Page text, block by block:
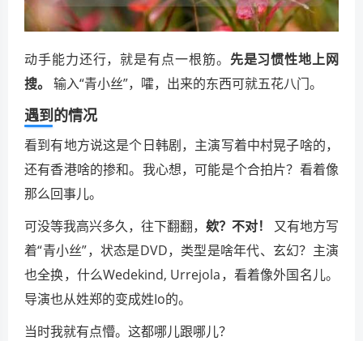
动手能力还行，就是有点一根筋。 先是习惯性地上网
搜。 输入“青小丝”，嚯，出来的东西可就五花八门。
遇到的情况
看到有地方说这是个日韩剧，主演写着中村晃子啥的，
还有香港啥的掺和。我心想，可能是个合拍片？看着像
那么回事儿。
可没等我高兴多久，往下翻翻， 欸？不对！
又有地方写
着“青小丝”，状态是DVD，类型是啥年代、玄幻？主演
也全换，什么Wedekind, Urrejola，看着像外国名儿。
导演也从姓郑的变成姓Io的。
当时我就有点懵。这都哪儿跟哪儿？